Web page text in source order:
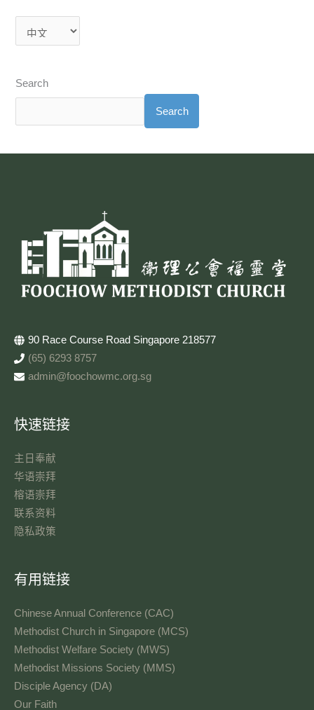
Search
Search
90 Race Course Road Singapore 218577
(65) 6293 8757
admin@foochowmc.org.sg
快速链接
主日奉献​
华语崇拜
榕语崇拜
联系资料​
隐私政策
有用链接
Chinese Annual Conference (CAC)
Methodist Church in Singapore (MCS)
Methodist Welfare Society (MWS)
Methodist Missions Society (MMS)
Disciple Agency (DA)
Our Faith